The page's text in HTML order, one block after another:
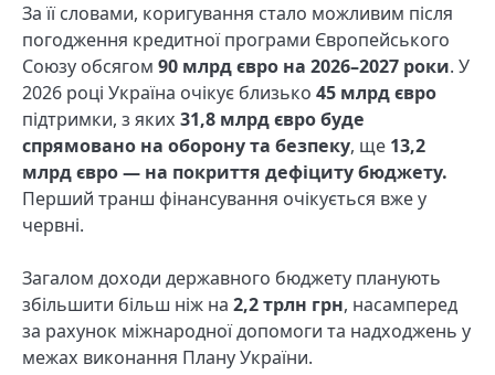
За її словами, коригування стало можливим після
погодження кредитної програми Європейського
Союзу обсягом 90 млрд євро на 2026–2027 роки. У
2026 році Україна очікує близько 45 млрд євро
підтримки, з яких 31,8 млрд євро буде
спрямовано на оборону та безпеку, ще 13,2
млрд євро — на покриття дефіциту бюджету.
Перший транш фінансування очікується вже у
червні.
Загалом доходи державного бюджету планують
збільшити більш ніж на 2,2 трлн грн, насамперед
за рахунок міжнародної допомоги та надходжень у
межах виконання Плану України.